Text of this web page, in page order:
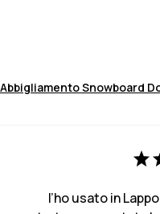
Abbigliamento Snowboard
l’ho usato in